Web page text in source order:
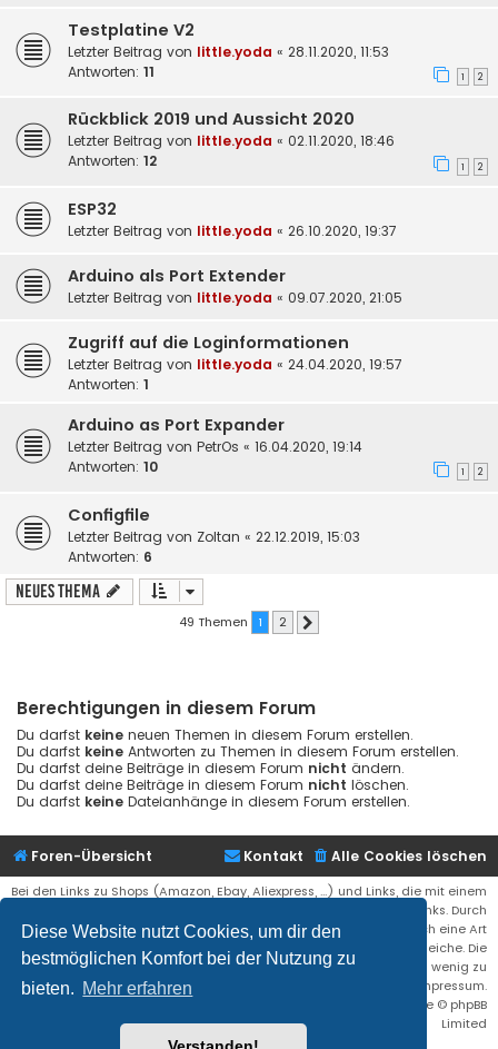
Diese Website nutzt Cookies, um dir den
bestmöglichen Komfort bei der Nutzung zu
bieten. Mehr erfahren
Testplatine V2
Letzter Beitrag von little.yoda « 28.11.2020, 11:53
Antworten: 11 1 2
Rückblick 2019 und Aussicht 2020
Letzter Beitrag von little.yoda « 02.11.2020, 18:46
Antworten: 12 1 2
ESP32
Letzter Beitrag von little.yoda « 26.10.2020, 19:37
Arduino als Port Extender
Letzter Beitrag von little.yoda « 09.07.2020, 21:05
Zugriff auf die Loginformationen
Letzter Beitrag von little.yoda « 24.04.2020, 19:57
Antworten: 1
Arduino as Port Expander
Letzter Beitrag von PetrOs « 16.04.2020, 19:14
Antworten: 10 1 2
Configfile
Letzter Beitrag von Zoltan « 22.12.2019, 15:03
Antworten: 6
Neues Thema
49 Themen 1 2
Berechtigungen in diesem Forum
Du darfst keine neuen Themen in diesem Forum erstellen.
Du darfst keine Antworten zu Themen in diesem Forum erstellen.
Du darfst deine Beiträge in diesem Forum nicht ändern.
Du darfst deine Beiträge in diesem Forum nicht löschen.
Du darfst keine Dateianhänge in diesem Forum erstellen.
Foren-Übersicht Alle Cookies löschen
Kontakt
Bei den Links zu Shops (Amazon, Ebay, Aliexpress, ...) und Links, die mit einem
Stern (*) markiert sind, kann es sich um sogenannte Affiliate Links. Durch
den Kauf eines Produktes über einen Affiliate Link erhälte ich eine Art
Umsatzbeteiligung gutgeschrieben. Für euch bleibt der Preis der gleiche. Die
Einnahmen helfen die Hostgebühren für diese Webseite ein wenig zu
reduzieren. Siehe auch das Impressum.
® Forum Software © phpBB
Limited